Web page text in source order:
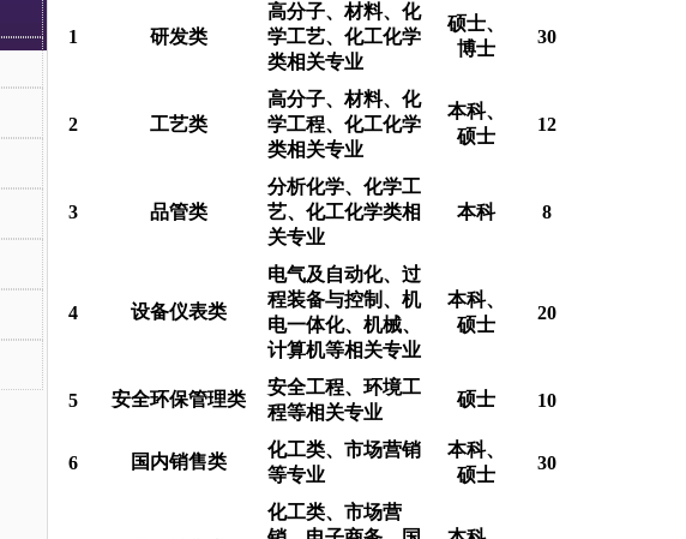
1 研发类
高分子、材料、化
学工艺、化工化学
类相关专业
硕士、
博士
30
2 工艺类
高分子、材料、化
学工程、化工化学
类相关专业
本科、
硕士
12
3 品管类
分析化学、化学工
艺、化工化学类相
关专业
本科 8
4 设备仪表类
电气及自动化、过
程装备与控制、机
电一体化、机械、
计算机等相关专业
本科、
硕士
20
5 安全环保管理类
安全工程、环境工
程等相关专业
硕士 10
6 国内销售类
化工类、市场营销
等专业
本科、
硕士
30
化工类、市场营